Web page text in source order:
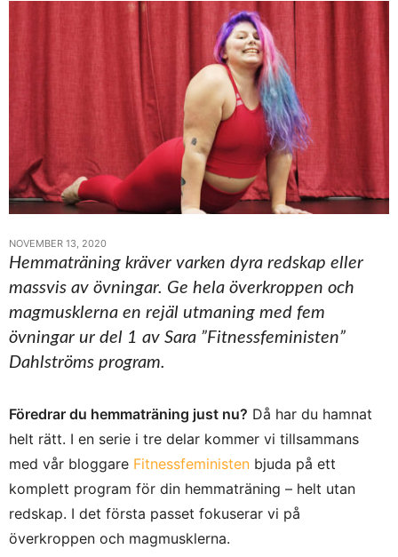
NOVEMBER 13, 2020
Hemmaträning kräver varken dyra redskap eller
massvis av övningar. Ge hela överkroppen och
magmusklerna en rejäl utmaning med fem
övningar ur del 1 av Sara ”Fitnessfeministen”
Dahlströms program.
Föredrar du hemmaträning just nu? Då har du hamnat
helt rätt. I en serie i tre delar kommer vi tillsammans
med vår bloggare Fitnessfeministen bjuda på ett
komplett program för din hemmaträning – helt utan
redskap. I det första passet fokuserar vi på
överkroppen och magmusklerna.